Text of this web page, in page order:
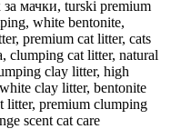
мачки, turski premium
white bentonite,
premium cat litter, cats
clumping cat litter, natural
clay litter, high
clay litter, bentonite
litter, premium clumping
scent cat care